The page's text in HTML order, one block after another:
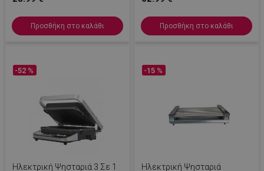
Προσθήκη στο καλάθι Προσθήκη στο καλάθι
Ηλεκτρική Ψησταριά 3 Σε 1
-52 %
Ηλεκτρική Ψησταριά
-15 %